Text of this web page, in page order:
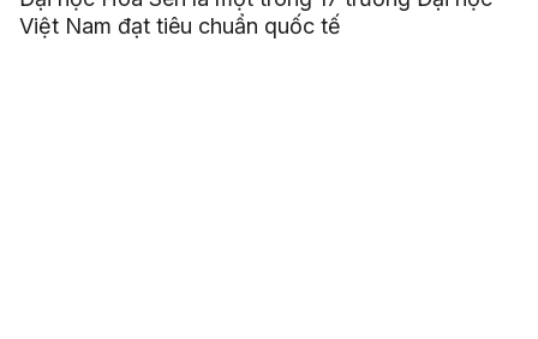
Việt Nam đạt tiêu chuẩn quốc tế